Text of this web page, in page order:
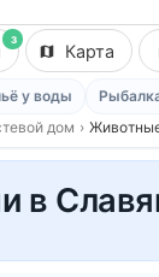
3
Карта
у воды
дом ›
в